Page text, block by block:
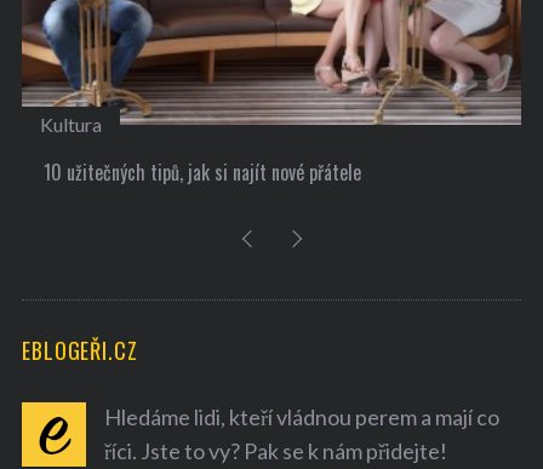
Kultura
10 užitečných tipů, jak si najít nové přátele
EBLOGEŘI.CZ
Hledáme lidi, kteří vládnou perem a mají co
říci. Jste to vy? Pak se k nám přidejte!